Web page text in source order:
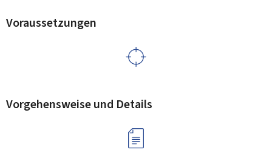
Voraussetzungen
Vorgehensweise und Details